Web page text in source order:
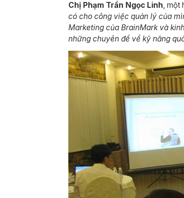
Chị Phạm Trần Ngọc Linh, một
có cho công việc quản lý của
Marketing của BrainMark và
những chuyên đề về kỹ năng